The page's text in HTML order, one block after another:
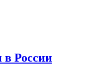
в России